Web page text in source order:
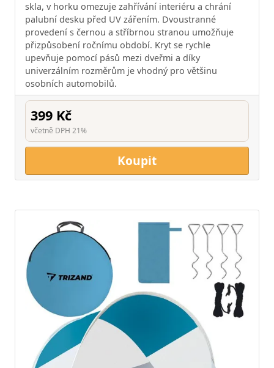
skla, v horku omezuje zahřívání interiéru a chrání
palubní desku před UV zářením. Dvoustranné
provedení s černou a stříbrnou stranou umožňuje
přizpůsobení ročnímu období. Kryt se rychle
upevňuje pomocí pásů mezi dveřmi a díky
univerzálním rozměrům je vhodný pro většinu
osobních automobilů.
399 Kč
včetně DPH 21%
Koupit